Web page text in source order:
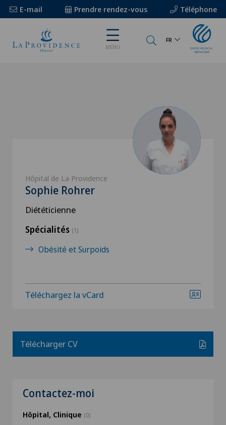
E-mail Prendre rendez-vous Téléphone
MENU
FR
Hôpital de La Providence
Sophie Rohrer
Diététicienne
Spécialités (1)
Obésité et Surpoids
Téléchargez la vCard
Télécharger CV
Contactez-moi
Hôpital, Clinique (0)